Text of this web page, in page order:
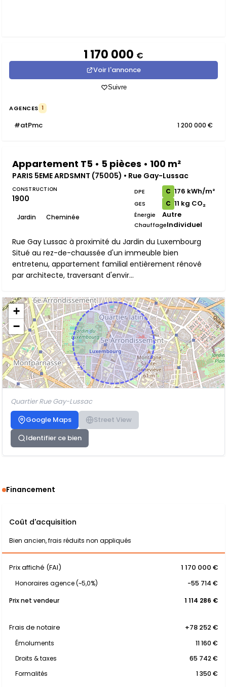
1 170 000 €
Voir l'annonce
Suivre
AGENCES 1
#atPmc 1 200 000 €
Appartement T5 • 5 pièces • 100 m²
PARIS 5EME ARDSMNT (75005) • Rue Gay-Lussac
CONSTRUCTION
1900
Jardin Cheminée
DPE C 176 kWh/m²
GES C 11 kg CO₂
Énergie Autre
ChauffageIndividuel
Rue Gay Lussac à proximité du Jardin du Luxembourg
Situé au rez-de-chaussée d'un immeuble bien
entretenu, appartement familial entièrement rénové
par architecte, traversant d'envir...
+
−
Quartier Rue Gay-Lussac
Google Maps
Street View
Identifier ce bien
Financement
Coût d'acquisition
Bien ancien, frais réduits non appliqués
Prix affiché (FAI) 1 170 000 €
Honoraires agence (~5,0%)
-55 714 €
Prix net vendeur
1 114 286 €
Frais de notaire +78 252 €
Émoluments
11 160 €
Droits & taxes
65 742 €
Formalités
1 350 €